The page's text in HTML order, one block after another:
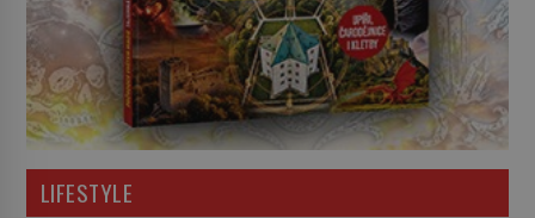
LIFESTYLE